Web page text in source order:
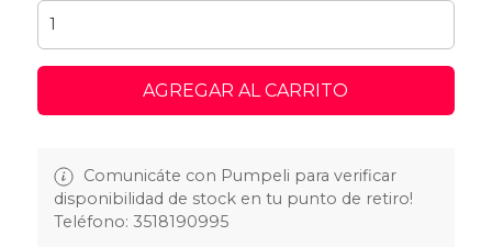
AGREGAR AL CARRITO
Comunicáte con Pumpeli para verificar
disponibilidad de stock en tu punto de retiro!
Teléfono: 3518190995